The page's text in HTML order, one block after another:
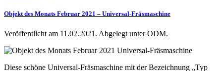
Objekt des Monats Februar 2021 – Universal-Fräsmaschine
Veröffentlicht am 11.02.2021. Abgelegt unter ODM.
Diese schöne Universal-Fräsmaschine mit der Bezeichnung „Typ